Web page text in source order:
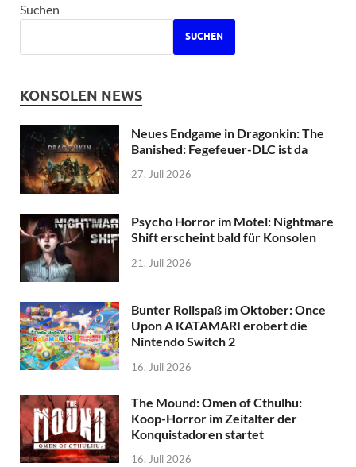
Suchen
SUCHEN
KONSOLEN NEWS
Neues Endgame in Dragonkin: The
Banished: Fegefeuer-DLC ist da
27. Juli 2026
Psycho Horror im Motel: Nightmare
Shift erscheint bald für Konsolen
21. Juli 2026
Bunter Rollspaß im Oktober: Once
Upon A KATAMARI erobert die
Nintendo Switch 2
16. Juli 2026
The Mound: Omen of Cthulhu:
Koop-Horror im Zeitalter der
Konquistadoren startet
16. Juli 2026